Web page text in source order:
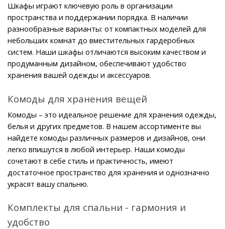
Шкафы играют ключевую роль в организации
пространства и поддержании порядка. В наличии
разнообразные варианты: от компактных моделей для
небольших комнат до вместительных гардеробных
систем. Наши шкафы отличаются высоким качеством и
продуманным дизайном, обеспечивают удобство
хранения вашей одежды и аксессуаров.
Комоды для хранения вещей
Комоды – это идеальное решение для хранения одежды,
белья и других предметов. В нашем ассортименте вы
найдете комоды различных размеров и дизайнов, они
легко впишутся в любой интерьер. Наши комоды
сочетают в себе стиль и практичность, имеют
достаточное пространство для хранения и однозначно
украсят вашу спальню.
Комплекты для спальни - гармония и
удобство